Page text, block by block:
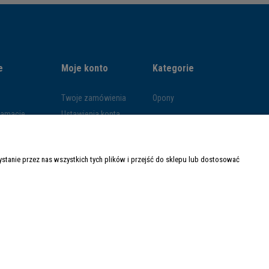
dostawy
Moje konto
Twoje zamówienia
Ustawienia konta
Kategorie
Opony
przez nas wszystkich tych plików i przejść do sklepu lub dostosować